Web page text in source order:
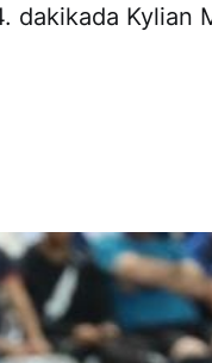
dakikada Kylian